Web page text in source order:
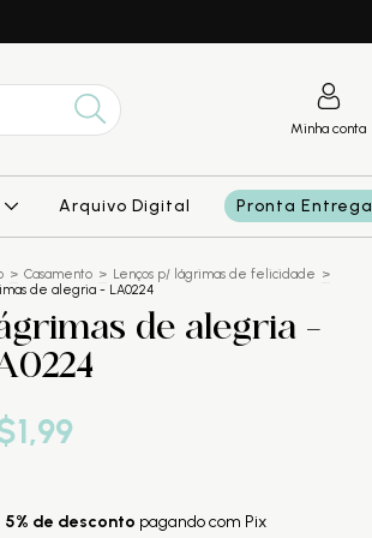
Minha conta
Arquivo Digital Pronta Entrega
> Casamento > Lenços p/ lágrimas de felicidade >
de alegria - LA0224
de alegria -
5% de desconto pagando com Pix